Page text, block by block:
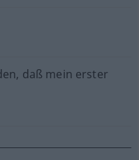
daß mein erster